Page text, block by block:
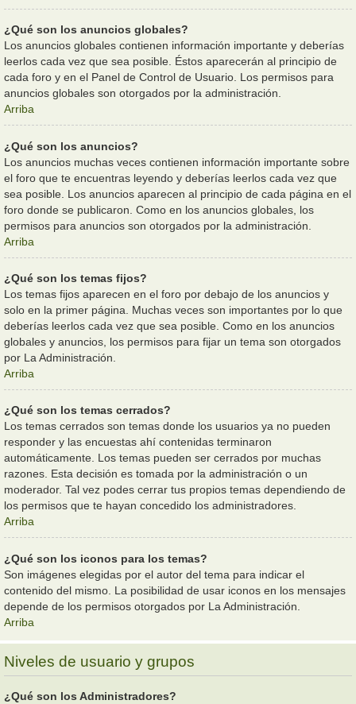
¿Qué son los anuncios globales?
Los anuncios globales contienen información importante y deberías
leerlos cada vez que sea posible. Éstos aparecerán al principio de
cada foro y en el Panel de Control de Usuario. Los permisos para
anuncios globales son otorgados por la administración.
Arriba
¿Qué son los anuncios?
Los anuncios muchas veces contienen información importante sobre
el foro que te encuentras leyendo y deberías leerlos cada vez que
sea posible. Los anuncios aparecen al principio de cada página en el
foro donde se publicaron. Como en los anuncios globales, los
permisos para anuncios son otorgados por la administración.
Arriba
¿Qué son los temas fijos?
Los temas fijos aparecen en el foro por debajo de los anuncios y
solo en la primer página. Muchas veces son importantes por lo que
deberías leerlos cada vez que sea posible. Como en los anuncios
globales y anuncios, los permisos para fijar un tema son otorgados
por La Administración.
Arriba
¿Qué son los temas cerrados?
Los temas cerrados son temas donde los usuarios ya no pueden
responder y las encuestas ahí contenidas terminaron
automáticamente. Los temas pueden ser cerrados por muchas
razones. Esta decisión es tomada por la administración o un
moderador. Tal vez podes cerrar tus propios temas dependiendo de
los permisos que te hayan concedido los administradores.
Arriba
¿Qué son los iconos para los temas?
Son imágenes elegidas por el autor del tema para indicar el
contenido del mismo. La posibilidad de usar iconos en los mensajes
depende de los permisos otorgados por La Administración.
Arriba
Niveles de usuario y grupos
¿Qué son los Administradores?